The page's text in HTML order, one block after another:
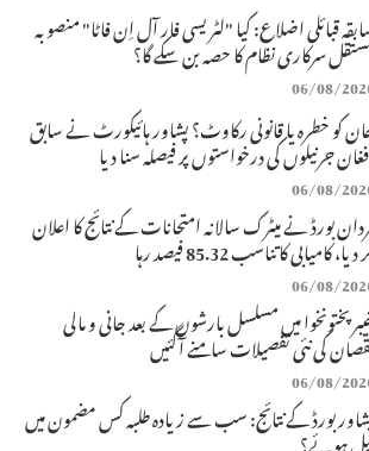
قبائلی اضلاع: کیا "لٹریسی فار آل اِن فاٹا" منصوبہ
سرکاری نظام کا حصہ بن سکے گا؟
06/08/
کو خطرہ یا قانونی رکاوٹ؟ پشاور ہائیکورٹ نے سابق
جرنیلوں کی درخواستوں پر فیصلہ سنا دیا
06/08/
بورڈ نے میٹرک سالانہ امتحانات کے نتائج کا اعلان
کامیابی کا تناسب 85.32 فیصد رہا
06/08/
میں مسلسل بارشوں کے بعد جانی و مالی
کی نئی تفصیلات سامنے آگئیں
06/08/
بورڈ کے نتائج: سب سے زیادہ طلبہ کس مضمون میں
ہوئے؟